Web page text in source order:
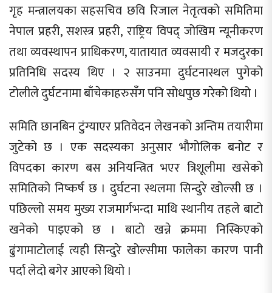
गृह मन्त्रालयका सहसचिव छवि रिजाल नेतृत्वको समितिमा
नेपाल प्रहरी, सशस्त्र प्रहरी, राष्ट्रिय विपद् जोखिम न्यूनीकरण
तथा व्यवस्थापन प्राधिकरण, यातायात व्यवसायी र मजदुरका
प्रतिनिधि सदस्य थिए । २ साउनमा दुर्घटनास्थल पुगेको
टोलीले दुर्घटनामा बाँचेकाहरुसँग पनि सोधपुछ गरेको थियो ।
समिति छानबिन टुंग्याएर प्रतिवेदन लेखनको अन्तिम तयारीमा
जुटेको छ । एक सदस्यका अनुसार भौगोलिक बनोट र
विपदका कारण बस अनियन्त्रित भएर त्रिशूलीमा खसेको
समितिको निष्कर्ष छ । दुर्घटना स्थलमा सिन्दुरे खोल्सी छ ।
पछिल्लो समय मुख्य राजमार्गभन्दा माथि स्थानीय तहले बाटो
खनेको पाइएको छ । बाटो खन्ने क्रममा निस्किएको
ढुंगामाटोलाई त्यही सिन्दुरे खोल्सीमा फालेका कारण पानी
पर्दा लेदो बगेर आएको थियो ।